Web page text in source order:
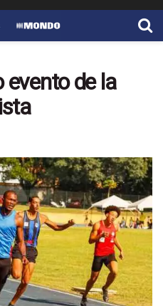
evento de la